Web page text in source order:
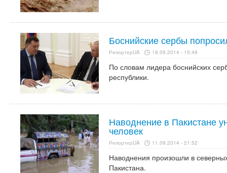
Боснийские сербы
РепортерUA 18.09.2014 - 15:49
По словам лидера боснийских
республики.
Наводнение в Пакистане
человек
РепортерUA 11.09.2014 - 21:52
Наводнения произошли в
Пакистана.